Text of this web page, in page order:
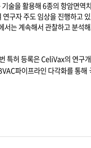
술을 활용해6종의 항암면역
연구자 주도 임상을 진행하고
서는 계속해서 관찰하고 분석
특허 등록은CeliVax의 연구
파이프라인 다각화를 통해